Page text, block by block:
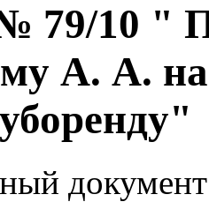
79/10 "
А. А. на